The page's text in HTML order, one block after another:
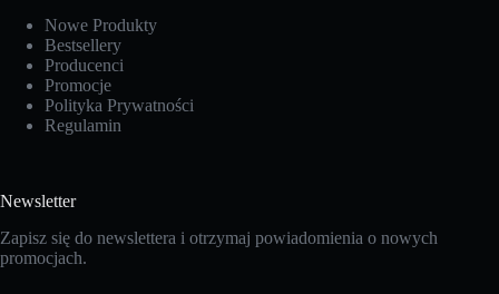
Nowe Produkty
Bestsellery
Producenci
Promocje
Polityka Prywatności
Regulamin
Newsletter
Zapisz się do newslettera i otrzymaj powiadomienia o nowych
promocjach.